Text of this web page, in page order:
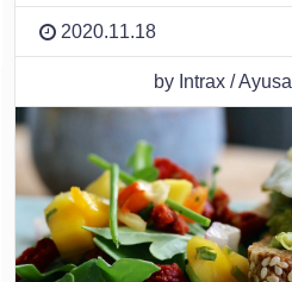
2020.11.18
by Intrax / Ayusa